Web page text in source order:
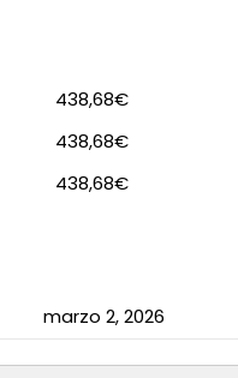
438,68€
438,68€
438,68€
marzo 2, 2026